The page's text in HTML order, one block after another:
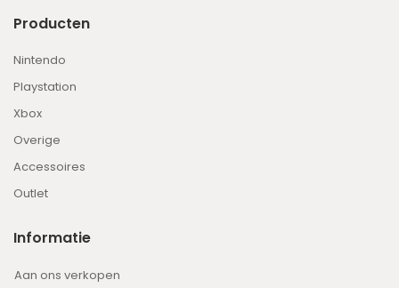
Producten
Nintendo
Playstation
Xbox
Overige
Accessoires
Outlet
Informatie
Aan ons verkopen